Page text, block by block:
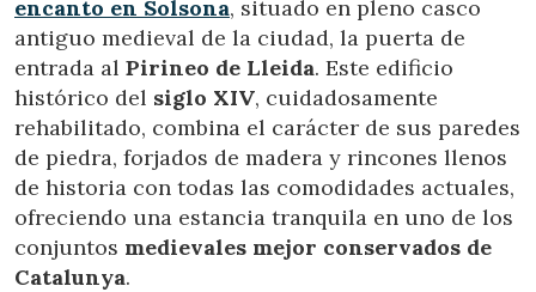
encanto en Solsona, situado en pleno casco
antiguo medieval de la ciudad, la puerta de
entrada al Pirineo de Lleida. Este edificio
histórico del siglo XIV, cuidadosamente
rehabilitado, combina el carácter de sus paredes
de piedra, forjados de madera y rincones llenos
de historia con todas las comodidades actuales,
ofreciendo una estancia tranquila en uno de los
conjuntos medievales mejor conservados de
Catalunya.